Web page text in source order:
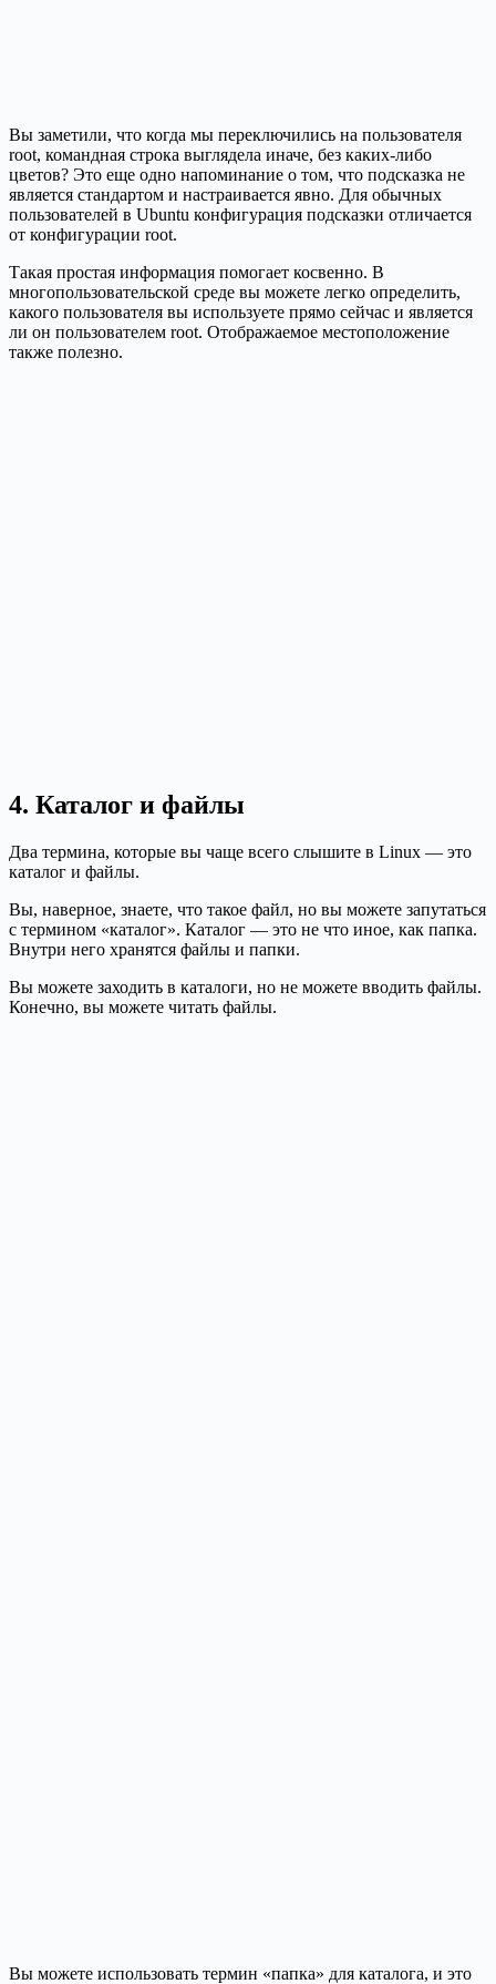
Вы заметили, что когда мы переключились на пользователя
root, командная строка выглядела иначе, без каких-либо
цветов? Это еще одно напоминание о том, что подсказка не
является стандартом и настраивается явно. Для обычных
пользователей в Ubuntu конфигурация подсказки отличается
от конфигурации root.
Такая простая информация помогает косвенно. В
многопользовательской среде вы можете легко определить,
какого пользователя вы используете прямо сейчас и является
ли он пользователем root. Отображаемое местоположение
также полезно.
4. Каталог и файлы
Два термина, которые вы чаще всего слышите в Linux — это
каталог и файлы.
Вы, наверное, знаете, что такое файл, но вы можете запутаться
с термином «каталог». Каталог — это не что иное, как папка.
Внутри него хранятся файлы и папки.
Вы можете заходить в каталоги, но не можете вводить файлы.
Конечно, вы можете читать файлы.
Вы можете использовать термин «папка» для каталога, и это